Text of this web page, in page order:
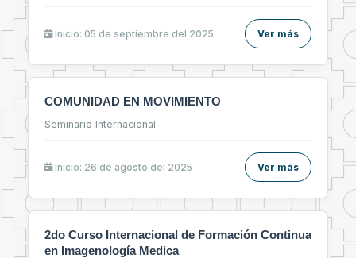
Inicio: 05 de septiembre del 2025 Ver más
COMUNIDAD EN MOVIMIENTO
Seminario Internacional
Inicio: 26 de agosto del 2025 Ver más
2do Curso Internacional de Formación Continua
en Imagenología Medica